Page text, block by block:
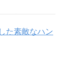
た素敵なハン